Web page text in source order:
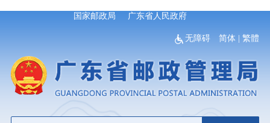
国家邮政局 广东省人民政府
无障碍 简体 |繁體